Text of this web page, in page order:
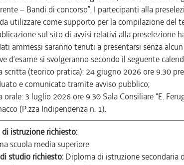
– Bandi di concorso”. I partecipanti alla
utilizzare come supporto per la compilazione del
sul sito di avvisi relativi alla
ammessi saranno tenuti a presentarsi senza
d’esame si svolgeranno secondo il seguente
scritta (teorico pratica): 24 giugno 2026 ore 9.30
e comunicato tramite avviso pubblico;
orale: 3 luglio 2026 ore 9.30 Sala Consiliare “E.
(P.zza Indipendenza n. 1).
di istruzione richiesto:
scuola media superiore
studio richiesto: Diploma di istruzione secondaria